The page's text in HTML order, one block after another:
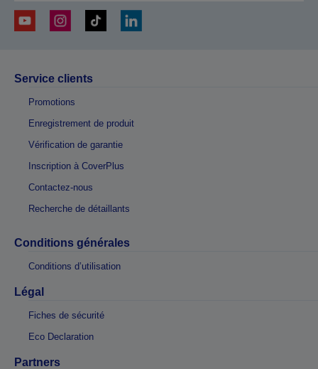
Service clients
Promotions
Enregistrement de produit
Vérification de garantie
Inscription à CoverPlus
Contactez-nous
Recherche de détaillants
Conditions générales
Conditions d’utilisation
Légal
Fiches de sécurité
Eco Declaration
Partners